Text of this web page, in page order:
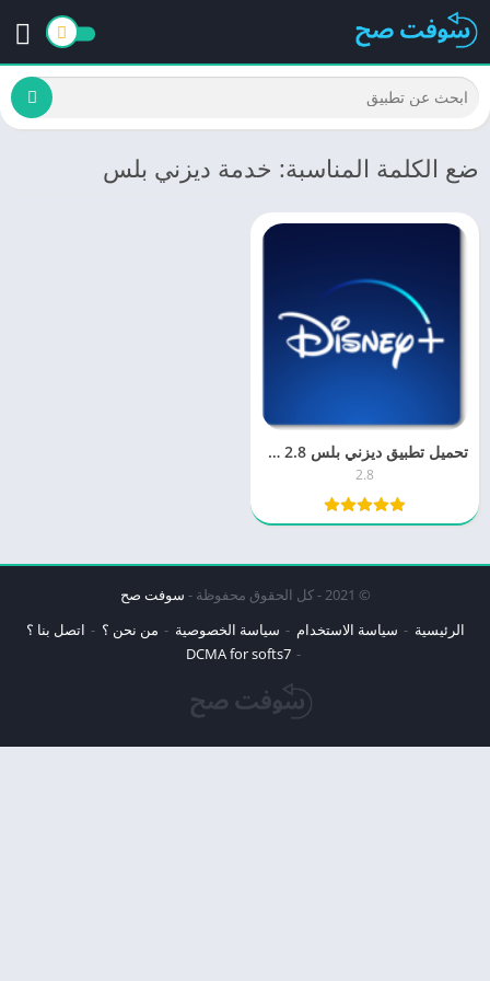
ضع الكلمة المناسبة: خدمة ديزني بلس
تحميل تطبيق ديزني بلس disney plus 2.8 للكمبيوتر والموبايل برابط مباشر
2.8
© 2021 - كل الحقوق محفوظة -
سوفت صح
الرئيسية
سياسة الاستخدام سياسة الخصوصية من نحن ؟
اتصل بنا ؟
DCMA for softs7